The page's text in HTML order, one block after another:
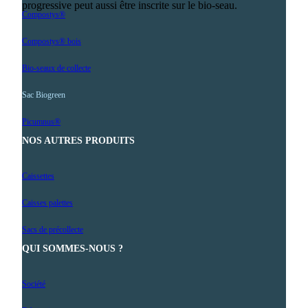
progressive peut aussi être inscrite sur le bio-seau.
Compostys®
Compostys® bois
Bio-seaux de collecte
Sac Biogreen
Picumnus®
NOS AUTRES PRODUITS
Caissettes
Caisses palettes
Sacs de précollecte
QUI SOMMES-NOUS ?
Société